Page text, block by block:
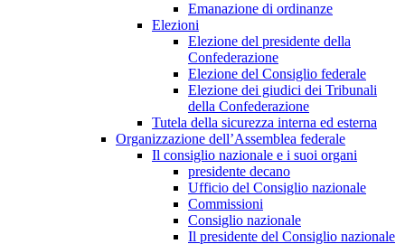
Emanazione di ordinanze
Elezioni
Elezione del presidente della
Confederazione
Elezione del Consiglio federale
Elezione dei giudici dei Tribunali
della Confederazione
Tutela della sicurezza interna ed esterna
Organizzazione dell’Assemblea federale
Il consiglio nazionale e i suoi organi
presidente decano
Ufficio del Consiglio nazionale
Commissioni
Consiglio nazionale
Il presidente del Consiglio nazionale